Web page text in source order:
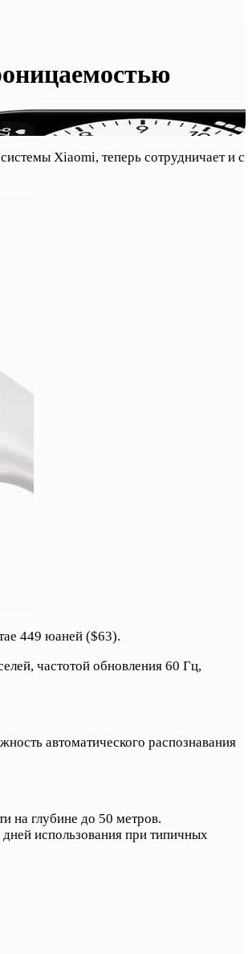
Xiaomi, теперь сотрудничает и с
449 юаней ($63).
частотой обновления 60 Гц,
автоматического распознавания
на глубине до 50 метров.
использования при типичных